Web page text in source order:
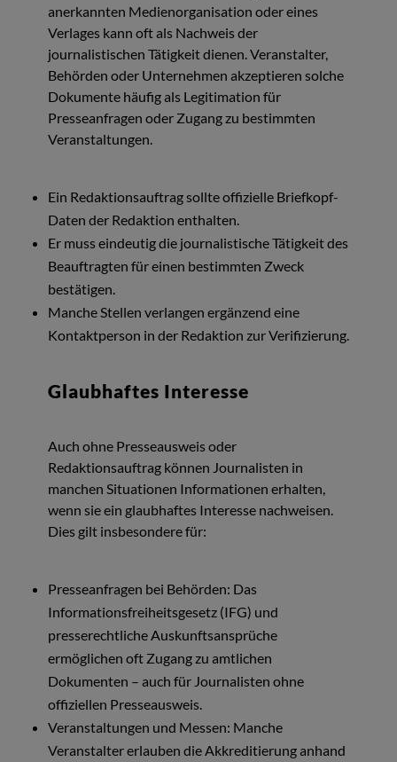
anerkannten Medienorganisation oder eines
Verlages kann oft als Nachweis der
journalistischen Tätigkeit dienen. Veranstalter,
Behörden oder Unternehmen akzeptieren solche
Dokumente häufig als Legitimation für
Presseanfragen oder Zugang zu bestimmten
Veranstaltungen.
Ein Redaktionsauftrag sollte offizielle Briefkopf-
Daten der Redaktion enthalten.
Er muss eindeutig die journalistische Tätigkeit des
Beauftragten für einen bestimmten Zweck
bestätigen.
Manche Stellen verlangen ergänzend eine
Kontaktperson in der Redaktion zur Verifizierung.
Glaubhaftes Interesse
Auch ohne Presseausweis oder
Redaktionsauftrag können Journalisten in
manchen Situationen Informationen erhalten,
wenn sie ein glaubhaftes Interesse nachweisen.
Dies gilt insbesondere für:
Presseanfragen bei Behörden: Das
Informationsfreiheitsgesetz (IFG) und
presserechtliche Auskunftsansprüche
ermöglichen oft Zugang zu amtlichen
Dokumenten – auch für Journalisten ohne
offiziellen Presseausweis.
Veranstaltungen und Messen: Manche
Veranstalter erlauben die Akkreditierung anhand